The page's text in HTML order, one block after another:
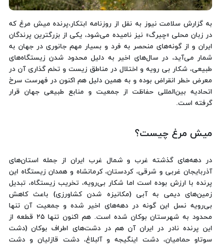
به گزارش سلامت نیوز به نقل از روزنامه ابتکار،پرنده میش‌ مرغ که
در زبان محلی «چیرگ» نیز نامیده می‌شود، یکی از بزرگترین پرندگان
ایران و از گونه‌های منحصر به فرد و بسیار مهم جانوری در جهان به
شمار می‌آید، در سال‌های اخیر به دلیل محدود شدن زیستگاه‌های
طبیعی، شکار بی رویه و اختلال در مناطق زیست و تخم گذاری آن در
معرض خطر انقراض بوده و به همین دلیل هم اکنون در فهرست سرخ
اتحادیه بین‌المللی حفاظت از جمعیت و منابع طبیعی جهان قرار
گرفته است.
میش مرغ چیست؟
در دهه‌های گذشته غرب و شمال غرب ایران از جمله استان‌های
آذربایجان غربی و شرقی، کردستان، کرمانشاه و همدان زیستگاه این
پرنده با ارزش بوده است اما شکار بی‌رویه، تخریب زیستگاه، تبدیل
زمین‌های دیمی به آبی (مکانیزه شدن کشاورزی) باعث کاهش
بی‌رویه نسل این گونه در دهه‌های اخیر شده و جمعیت آن تنها
محدود به شهرستان بوکان شده است. هم اکنون تنها ۲۵ قطعه از
این پرنده نادر در ایران آن هم در دشت‌های اطراف بوکان (دشت
سوتاو حمامیان، دشت اینگیجه و آلبلاغ، دشت قازلیان و دشت